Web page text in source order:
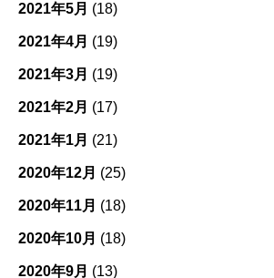
2021年5月 (18)
2021年4月 (19)
2021年3月 (19)
2021年2月 (17)
2021年1月 (21)
2020年12月 (25)
2020年11月 (18)
2020年10月 (18)
2020年9月 (13)